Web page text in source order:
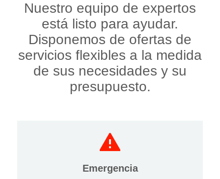
Nuestro equipo de expertos
está listo para ayudar.
Disponemos de ofertas de
servicios flexibles a la medida
de sus necesidades y su
presupuesto.
Emergencia